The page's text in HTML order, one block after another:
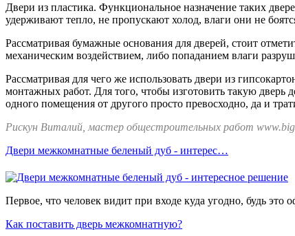
Двери из пластика. Функциональное назначение таких
удерживают тепло, не пропускают холод, влаги они не
Рассматривая бумажные основания для дверей, стоит
механическим воздействием, либо попаданием влаги
Рассматривая для чего же использовать двери из
монтажных работ. Для того, чтобы изготовить такую
одного помещения от другого просто превосходно, да и
Рискун Виталий, мастер общестроительных работ
Двери межкомнатные беленый дуб - интерес…
Первое, что человек видит при входе куда угодно, будь
Как поставить дверь межкомнатную?